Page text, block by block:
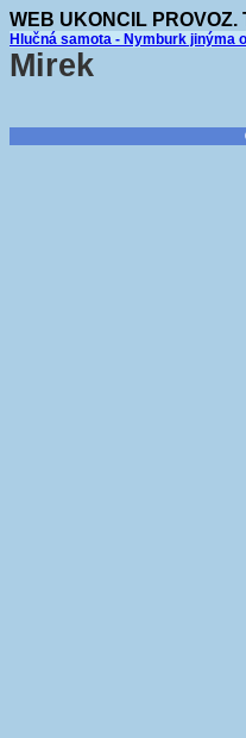
WEB UKONCIL PROVOZ.
Hlučná samota - Nymburk jinýma
Mirek